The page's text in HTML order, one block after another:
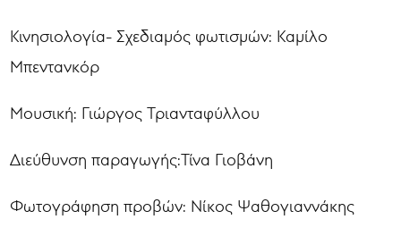
Κινησιολογία- Σχεδιαμός φωτισμών: Καμίλο
Μπεντανκόρ
Μουσική: Γιώργος Τριανταφύλλου
Διεύθυνση παραγωγής:Τίνα Γιοβάνη
Φωτογράφηση προβών: Νίκος Ψαθογιαννάκης